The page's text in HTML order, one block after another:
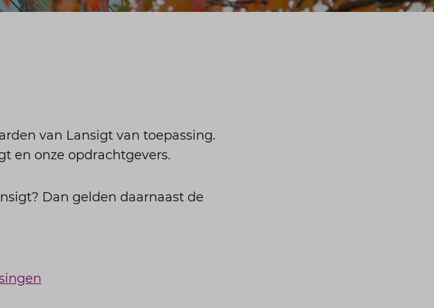
van Lansigt van toepassing.
en onze opdrachtgevers.
Dan gelden daarnaast de